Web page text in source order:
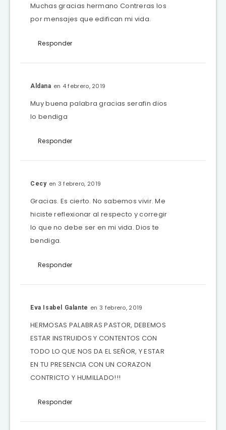
Muchas gracias hermano Contreras los
por mensajes que edifican mi vida.
Responder
Aldana en 4 febrero, 2019
Muy buena palabra gracias serafin dios
lo bendiga
Responder
Cecy en 3 febrero, 2019
Gracias. Es cierto. No sabemos vivir. Me
hiciste reflexionar al respecto y corregir
lo que no debe ser en mi vida. Dios te
bendiga.
Responder
Eva Isabel Galante en 3 febrero, 2019
HERMOSAS PALABRAS PASTOR, DEBEMOS
ESTAR INSTRUIDOS Y CONTENTOS CON
TODO LO QUE NOS DA EL SEÑOR, Y ESTAR
EN TU PRESENCIA CON UN CORAZON
CONTRICTO Y HUMILLADO!!!
Responder